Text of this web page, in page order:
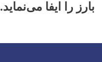
بارز را ایفا می‌نماید.